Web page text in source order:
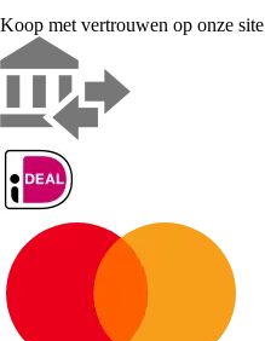
Koop met vertrouwen op onze site